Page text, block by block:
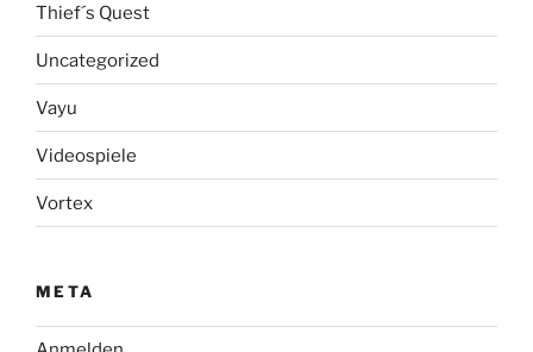
Thief´s Quest
Uncategorized
Vayu
Videospiele
Vortex
META